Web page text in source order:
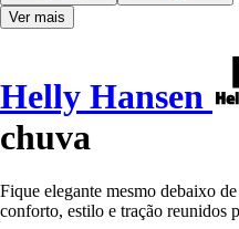
Ver mais
Helly Hansen
chuva
Fique elegante mesmo debaixo
conforto, estilo e tração reunidos